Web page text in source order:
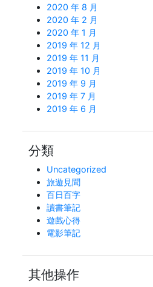
2020 年 8 月
2020 年 2 月
2020 年 1 月
2019 年 12 月
2019 年 11 月
2019 年 10 月
2019 年 9 月
2019 年 7 月
2019 年 6 月
分類
Uncategorized
旅遊見聞
百日百字
讀書筆記
遊戲心得
電影筆記
其他操作